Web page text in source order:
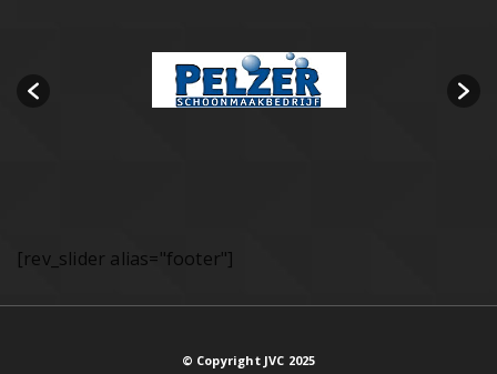
[rev_slider alias="footer"]
© Copyright JVC 2025